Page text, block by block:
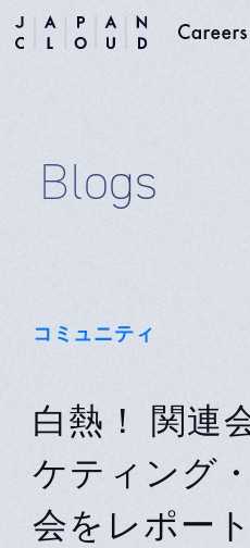
Blogs
コミュニティ
白熱！ 関連
ケティング
会をレポート